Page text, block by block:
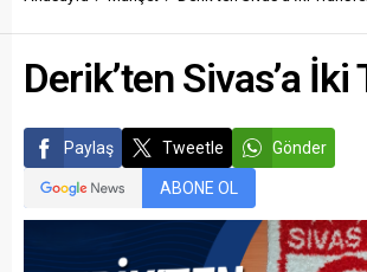
Derik’ten Sivas’a
Paylaş Tweetle Gönder
ABONE OL